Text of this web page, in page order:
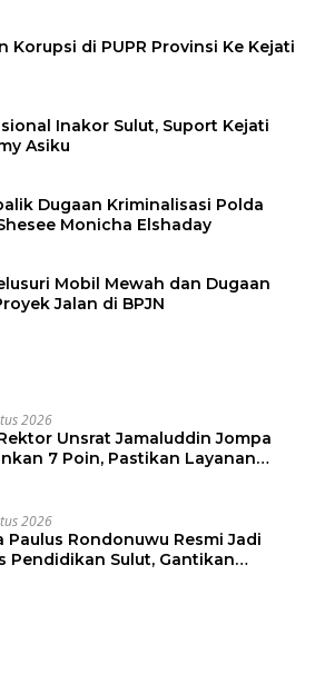
Korupsi di PUPR Provinsi Ke Kejati
Inakor Sulut, Suport Kejati
Asiku
Dugaan Kriminalisasi Polda
Monicha Elshaday
Mobil Mewah dan Dugaan
Jalan di BPJN
2026
Unsrat Jamaluddin Jompa
7 Poin, Pastikan Layanan
2026
Paulus Rondonuwu Resmi Jadi
Pendidikan Sulut, Gantikan